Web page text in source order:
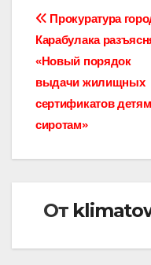
по
записям
Прокуратура
Карабулака
«Новый порядок
выдачи жилищных
сертификатов
сиротам»
От